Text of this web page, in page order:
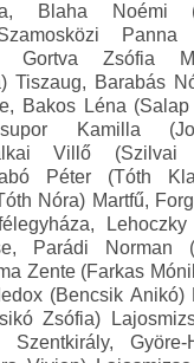
Blaha Noémi
Gortva Zsófia
Tiszaug, Barabás
Bakos Léna
Kamilla
Villő (Szilvai
Péter (Tóth
Nóra) Martfű,
Parádi Norman
Zente (Farkas
(Bencsik Anikó)
Zsófia)
Györe-